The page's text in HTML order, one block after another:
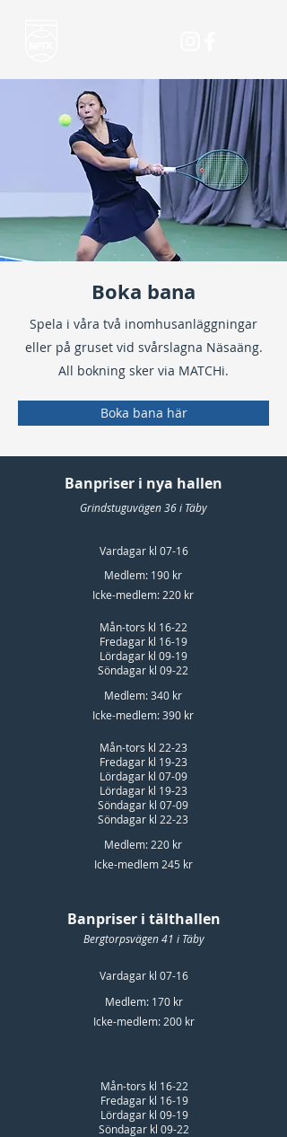
Boka bana
Spela i våra två inomhusanläggningar
eller på gruset vid svårslagna Näsaäng.
All bokning sker via MATCHi.
Boka bana här
Banpriser i nya hallen
Grindstuguvägen 36 i Täby
Vardagar kl 07-16
Medlem: 190 kr
Icke-medlem: 220 kr
Mån-tors kl 16-22
Fredagar kl 16-19
Lördagar kl 09-19
Söndagar kl 09-22
Medlem: 340 kr
Icke-medlem: 390 kr
Mån-tors kl 22-23
Fredagar kl 19-23
Lördagar kl 07-09
Lördagar kl 19-23
Söndagar kl 07-09
Söndagar kl 22-23
Medlem: 220 kr
Icke-medlem 245 kr
Banpriser i tälthallen
Bergtorpsvägen 41 i Täby
Vardagar kl 07-16
Medlem: 170 kr
Icke-medlem: 200 kr
Mån-tors kl 16-22
Fredagar kl 16-19
Lördagar kl 09-19
Söndagar kl 09-22